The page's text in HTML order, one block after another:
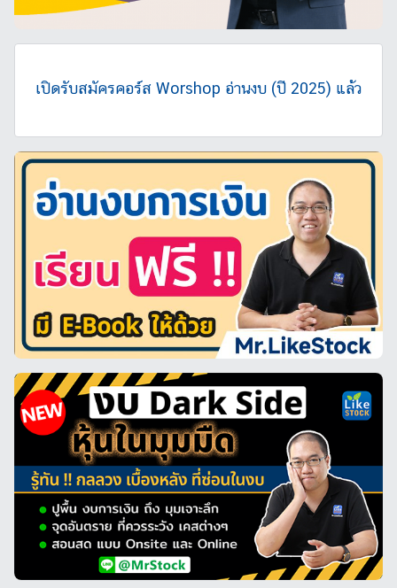
เปิดรับสมัครคอร์ส Worshop อ่านงบ (ปี 2025) แล้ว